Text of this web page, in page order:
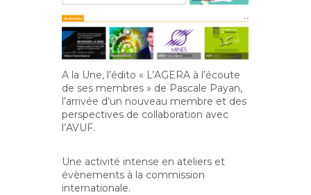
A la Une, l’édito « L’AGERA à l’écoute
de ses membres » de Pascale Payan,
l’arrivée d’un nouveau membre et des
perspectives de collaboration avec
l’AVUF.
Une activité intense en ateliers et
évènements à la commission
internationale.